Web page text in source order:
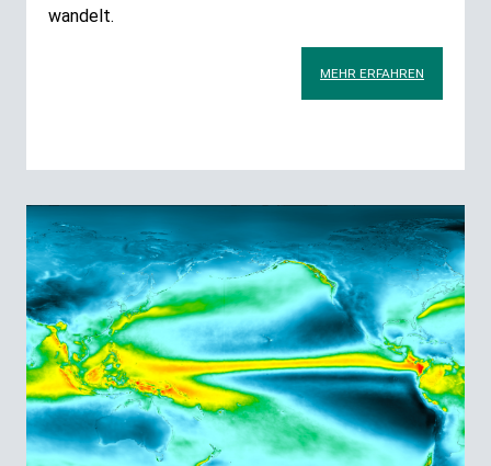
wandelt.
MEHR ERFAHREN